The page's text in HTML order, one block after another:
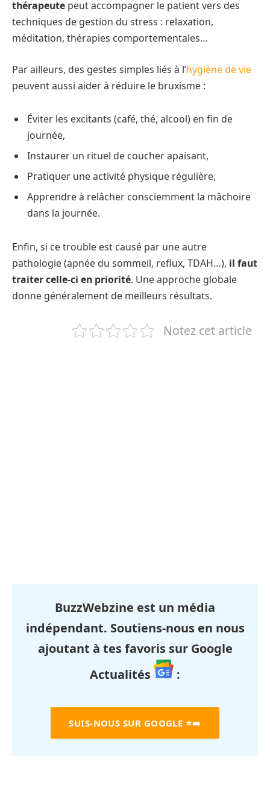
thérapeute peut accompagner le patient vers des
techniques de gestion du stress : relaxation,
méditation, thérapies comportementales…
Par ailleurs, des gestes simples liés à l’hygiène de vie
peuvent aussi aider à réduire le bruxisme :
Éviter les excitants (café, thé, alcool) en fin de
journée,
Instaurer un rituel de coucher apaisant,
Pratiquer une activité physique régulière,
Apprendre à relâcher consciemment la mâchoire
dans la journée.
Enfin, si ce trouble est causé par une autre
pathologie (apnée du sommeil, reflux, TDAH…), il faut
traiter celle-ci en priorité. Une approche globale
donne généralement de meilleurs résultats.
Notez cet article
BuzzWebzine est un média
indépendant. Soutiens-nous en nous
ajoutant à tes favoris sur Google
Actualités
:
SUIS-NOUS SUR GOOGLE ⭐➡️